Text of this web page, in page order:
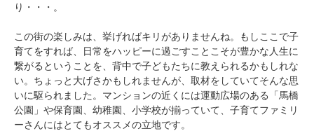
り・・・。
この街の楽しみは、挙げればキリがありませんね。もしここで子
育てをすれば、日常をハッピーに過ごすことこそが豊かな人生に
繋がるということを、背中で子どもたちに教えられるかもしれな
い。ちょっと大げさかもしれませんが、取材をしていてそんな思
いに駆られました。マンションの近くには運動広場のある「馬橋
公園」や保育園、幼稚園、小学校が揃っていて、子育てファミリ
ーさんにはとてもオススメの立地です。